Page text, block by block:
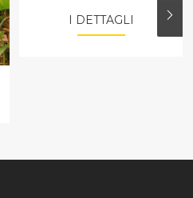
I DETTAGLI